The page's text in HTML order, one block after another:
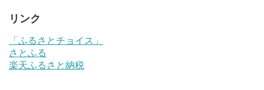
リンク
「ふるさとチョイス」
さとふる
楽天ふるさと納税